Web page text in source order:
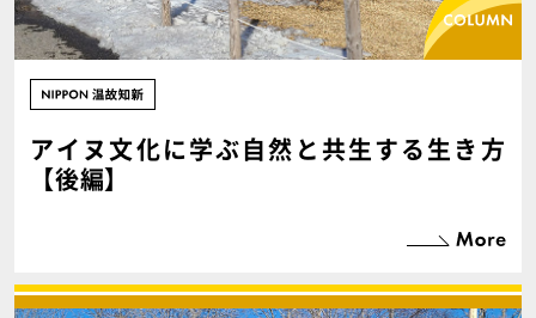
アイヌ文化に学ぶ自然と共生する生き方
【後編】